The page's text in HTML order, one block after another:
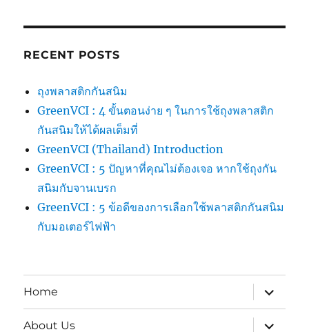
RECENT POSTS
ถุงพลาสติกกันสนิม
GreenVCI : 4 ขั้นตอนง่าย ๆ ในการใช้ถุงพลาสติก
กันสนิมให้ได้ผลเต็มที่
GreenVCI (Thailand) Introduction
GreenVCI : 5 ปัญหาที่คุณไม่ต้องเจอ หากใช้ถุงกัน
สนิมกับจานเบรก
GreenVCI : 5 ข้อดีของการเลือกใช้พลาสติกกันสนิม
กับมอเตอร์ไฟฟ้า
Home
expand
child
menu
About Us
expand